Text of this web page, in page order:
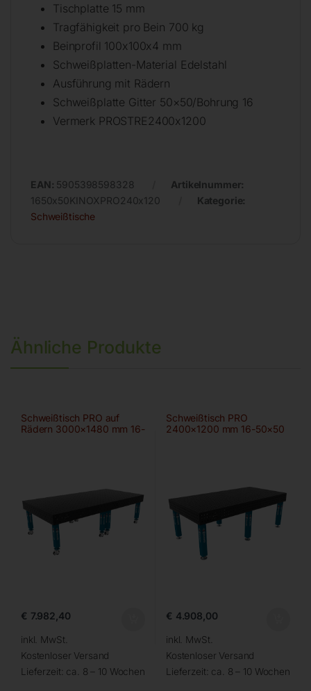
Tischplatte 15 mm
Tragfähigkeit pro Bein 700 kg
Beinprofil 100x100x4 mm
Schweißplatten-Material Edelstahl
Ausführung mit Rädern
Schweißplatte Gitter 50×50/Bohrung 16
Vermerk PROSTRE2400x1200
EAN: 5905398598328
Artikelnummer:
1650x50KINOXPRO240x120
Kategorie:
Schweißtische
Ähnliche Produkte
Schweißtisch PRO auf
Rädern 3000×1480 mm 16-
€ 7.982,40
inkl. MwSt.
Kostenloser Versand
Lieferzeit: ca. 8 – 10 Wochen
Schweißtisch PRO
2400×1200 mm 16-50×50
€ 4.908,00
inkl. MwSt.
Kostenloser Versand
Lieferzeit: ca. 8 – 10 Wochen